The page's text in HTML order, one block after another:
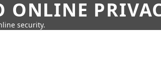
ONLINE
security.